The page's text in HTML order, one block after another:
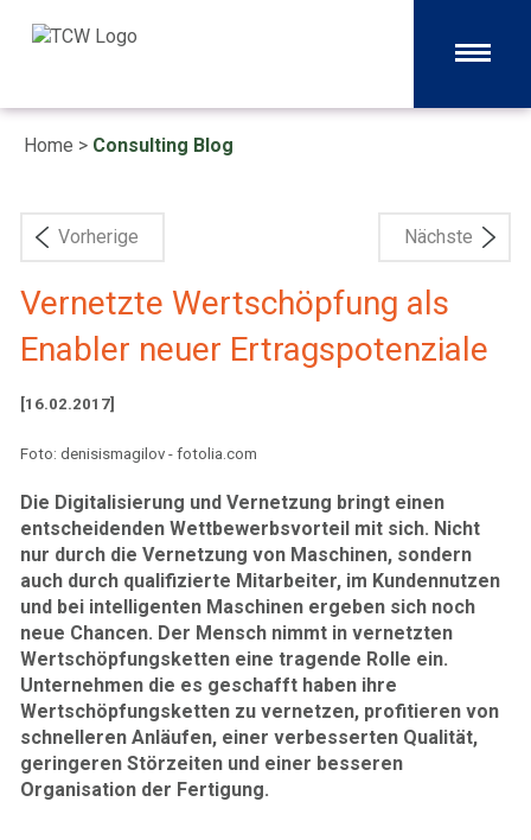
Home > Consulting Blog
Vorherige Nächste
Vernetzte Wertschöpfung als
Enabler neuer Ertragspotenziale
[16.02.2017]
Foto: denisismagilov - fotolia.com
Die Digitalisierung und Vernetzung bringt einen
entscheidenden Wettbewerbsvorteil mit sich. Nicht
nur durch die Vernetzung von Maschinen, sondern
auch durch qualifizierte Mitarbeiter, im Kundennutzen
und bei intelligenten Maschinen ergeben sich noch
neue Chancen. Der Mensch nimmt in vernetzten
Wertschöpfungsketten eine tragende Rolle ein.
Unternehmen die es geschafft haben ihre
Wertschöpfungsketten zu vernetzen, profitieren von
schnelleren Anläufen, einer verbesserten Qualität,
geringeren Störzeiten und einer besseren
Organisation der Fertigung.